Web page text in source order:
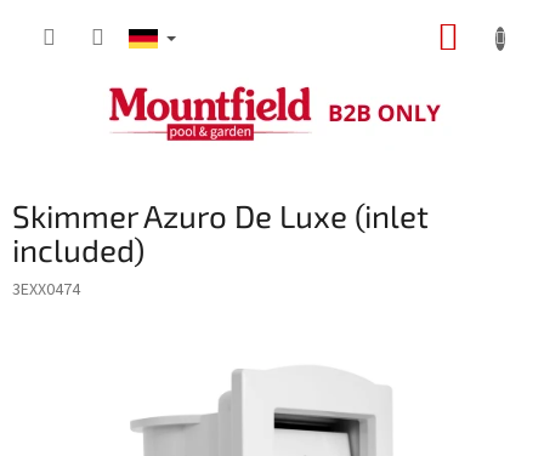
Skimmer Azuro De Luxe (inlet
included)
3EXX0474